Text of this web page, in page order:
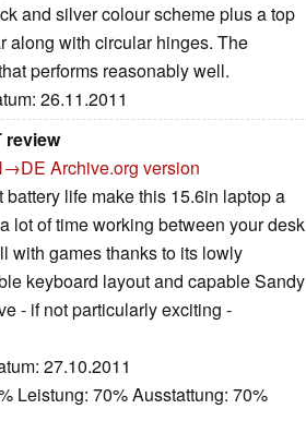
and silver colour scheme plus a top
along with circular hinges. The
performs reasonably well.
26.11.2011
review
Archive.org version
life make this 15.6in laptop a
lot of time working between your desk
with games thanks to its lowly
keyboard layout and capable Sandy
- if not particularly exciting -
27.10.2011
Leistung: 70% Ausstattung: 70%